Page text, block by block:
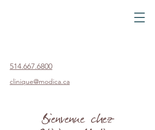
514.667.6800
clinique@modica.ca
Bienvenue chez